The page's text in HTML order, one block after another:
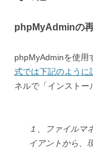
phpMyAdminの再
phpMyAdminを使用
式では下記のように
ネルで「インストー
１、ファイルマ
イアントから、